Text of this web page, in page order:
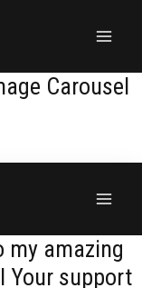
Carousel